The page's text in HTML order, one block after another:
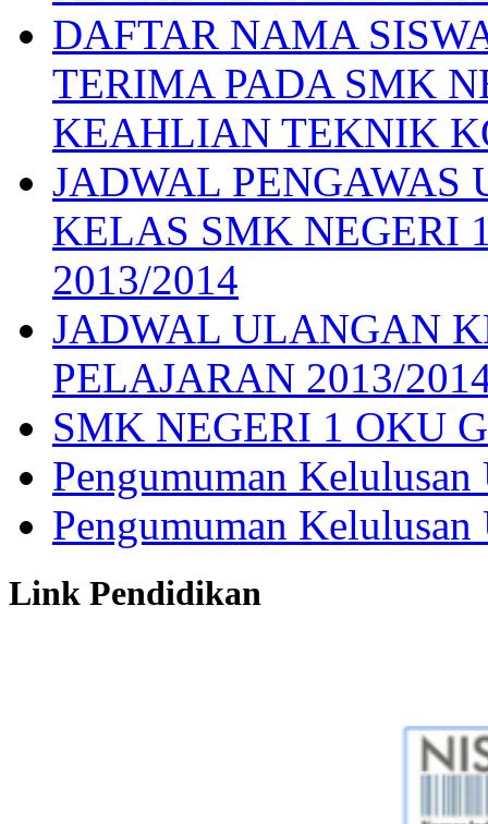
DAFTAR NAMA
TERIMA PADA SMK
KEAHLIAN TEKNIK
JADWAL
KELAS SMK NEGERI
2013/2014
JADWAL ULANGAN
PELAJARAN 2013/
SMK NEGERI 1 OKU
Pengumuman
Pengumuman
Link Pendidikan